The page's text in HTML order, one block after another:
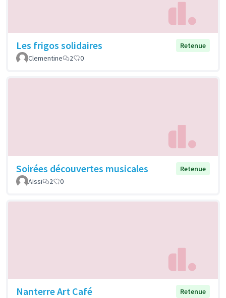
Les frigos solidaires
Retenue
Clementine
2 0
Soirées découvertes musicales
Retenue
Aïssi
2 0
Nanterre Art Café
Retenue